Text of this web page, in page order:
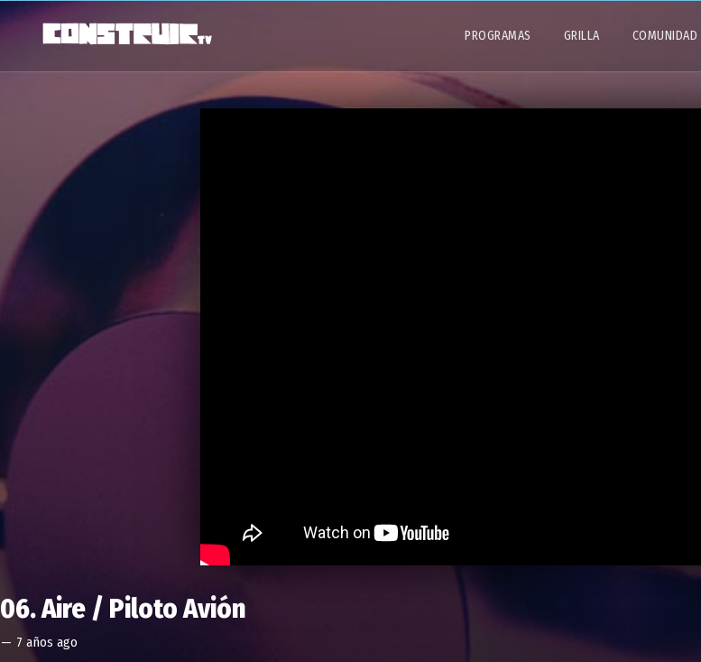
PROGRAMAS GRILLA COMUNIDAD
06. Aire / Piloto Avión
— 7 años ago